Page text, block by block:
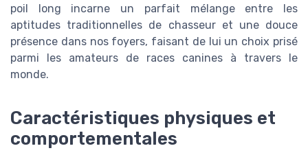
poil long incarne un parfait mélange entre les
aptitudes traditionnelles de chasseur et une douce
présence dans nos foyers, faisant de lui un choix prisé
parmi les amateurs de races canines à travers le
monde.
Caractéristiques physiques et
comportementales